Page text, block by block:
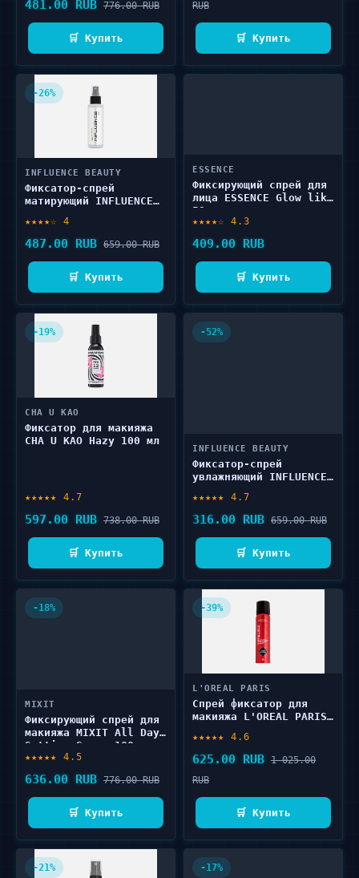
481.00 RUB 776.00 RUB
🛒 Купить
RUB
🛒 Купить
-26%
INFLUENCE BEAUTY
Фиксатор-спрей
матирующий INFLUENCE
★★★★☆ 4
487.00 RUB 659.00 RUB
🛒 Купить
ESSENCE
Фиксирующий спрей для
лица ESSENCE Glow like
50 мл
★★★★☆ 4.3
409.00 RUB
🛒 Купить
-19%
CHA U KAO
Фиксатор для макияжа
CHA U KAO Hazy 100 мл
★★★★★ 4.7
597.00 RUB 738.00 RUB
🛒 Купить
-52%
INFLUENCE BEAUTY
Фиксатор-спрей
увлажняющий INFLUENCE
★★★★★ 4.7
316.00 RUB 659.00 RUB
🛒 Купить
-18%
MIXIT
Фиксирующий спрей для
макияжа MIXIT All Day
Setting Spray 100 мл
★★★★★ 4.5
636.00 RUB 776.00 RUB
🛒 Купить
-39%
L'OREAL PARIS
Спрей фиксатор для
макияжа L'OREAL PARIS
★★★★★ 4.6
625.00 RUB 1 025.00
RUB
🛒 Купить
-21% -17%